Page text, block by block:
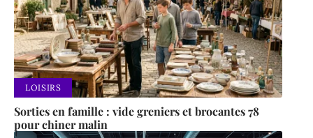
LOISIRS
Sorties en famille : vide greniers et brocantes 78
pour chiner malin